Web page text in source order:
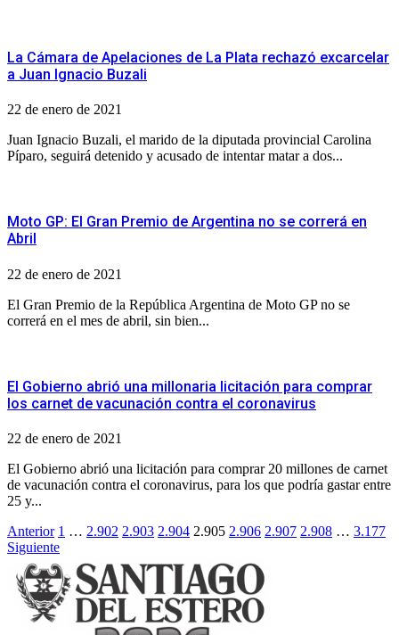
La Cámara de Apelaciones de La Plata rechazó excarcelar
a Juan Ignacio Buzali
22 de enero de 2021
Juan Ignacio Buzali, el marido de la diputada provincial Carolina
Píparo, seguirá detenido y acusado de intentar matar a dos...
Moto GP: El Gran Premio de Argentina no se correrá en
Abril
22 de enero de 2021
El Gran Premio de la República Argentina de Moto GP no se
correrá en el mes de abril, sin bien...
El Gobierno abrió una millonaria licitación para comprar
los carnet de vacunación contra el coronavirus
22 de enero de 2021
El Gobierno abrió una licitación para comprar 20 millones de carnet
de vacunación contra el coronavirus, para los que podría gastar entre
25 y...
Paginación
de
entradas
Anterior 1 … 2.902 2.903 2.904 2.905 2.906 2.907 2.908 … 3.177
Siguiente